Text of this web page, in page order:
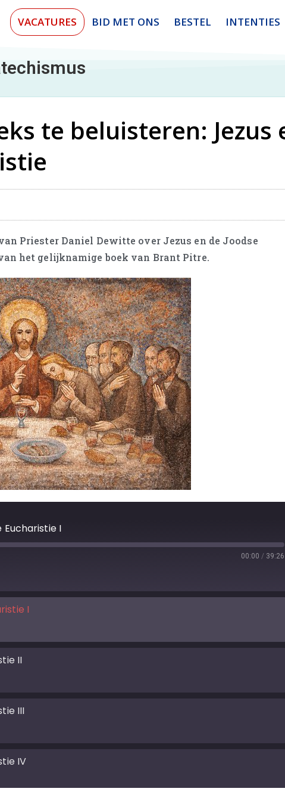
VACATURES BID MET ONS BESTEL INTENTIES
te beluisteren: Jezus
Priester Daniel Dewitte over Jezus en de Joodse
het gelijknamige boek van Brant Pitre.
Eucharistie I
00:00 / 39:26
I
II
III
IV